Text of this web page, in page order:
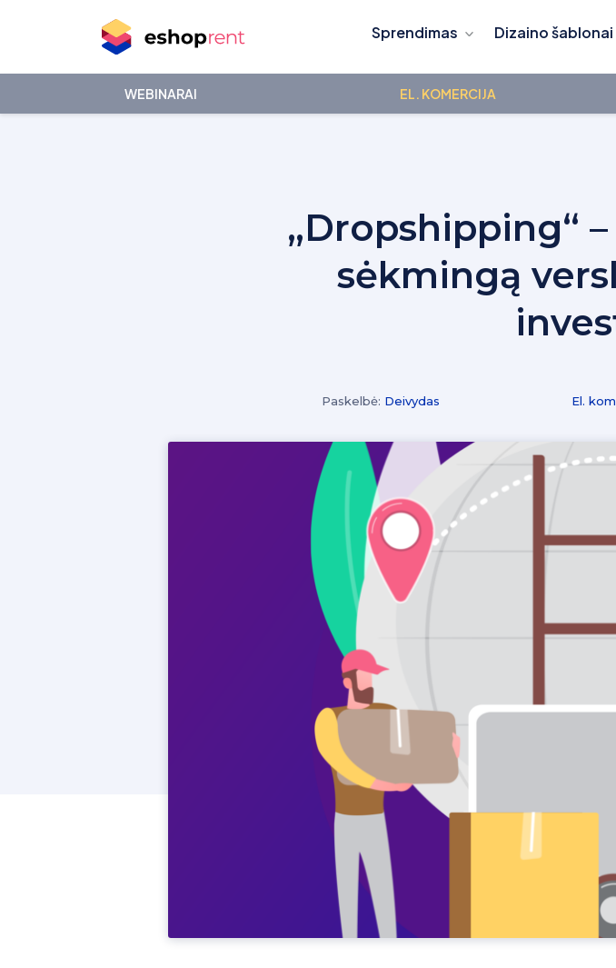
Sprendimas Dizaino šablonai
WEBINARAI EL. KOMERCIJA
„Dropshipping“
sėkmingą
El.
Paskelbė: Deivydas